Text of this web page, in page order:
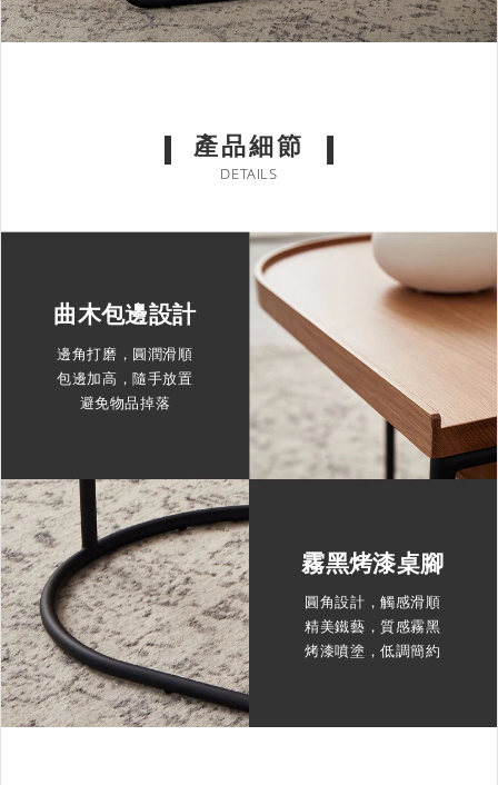
產品細節
DETAILS
曲木包邊設計
邊角打磨，圓潤滑順
包邊加高，隨手放置
避免物品掉落
霧黑烤漆桌腳
圓角設計，觸感滑順
精美鐵藝，質感霧黑
烤漆噴塗，低調簡約